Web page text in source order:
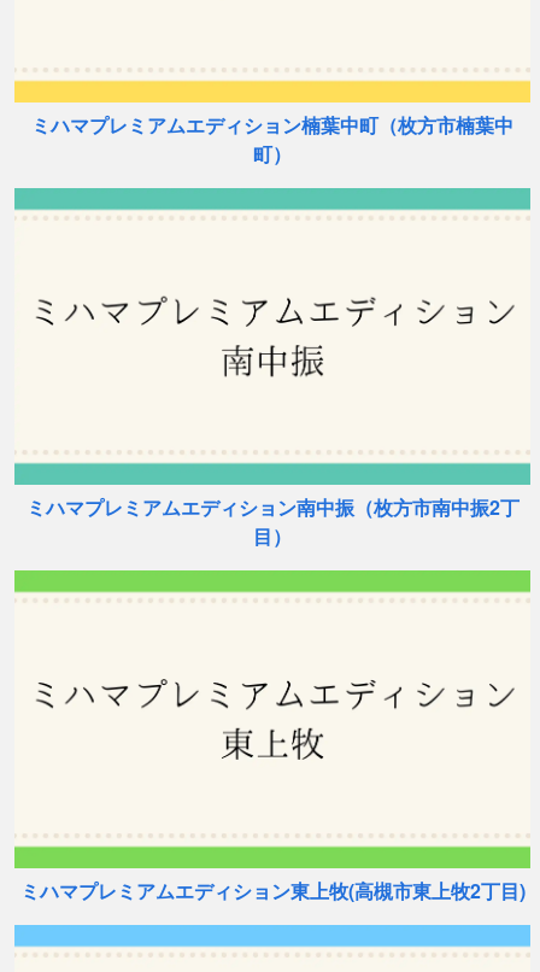
ミハマプレミアムエディション楠葉中町（枚方市楠葉中
町）
ミハマプレミアムエディション南中振（枚方市南中振2丁
目）
ミハマプレミアムエディション東上牧(高槻市東上牧2丁目)